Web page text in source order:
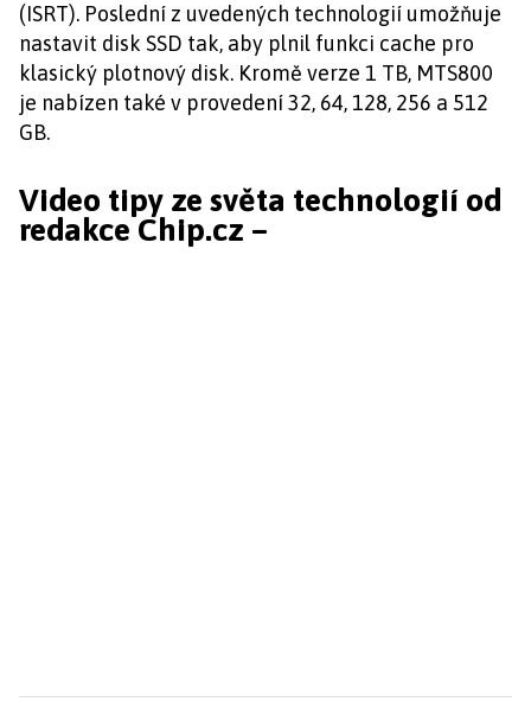
(ISRT). Poslední z uvedených technologií umožňuje
nastavit disk SSD tak, aby plnil funkci cache pro
klasický plotnový disk. Kromě verze 1 TB, MTS800
je nabízen také v provedení 32, 64, 128, 256 a 512
GB.
Video tipy ze světa technologií od
redakce Chip.cz –